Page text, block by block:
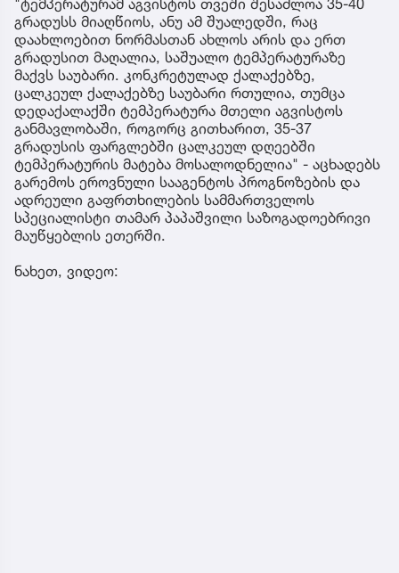
გრადუსს მიაღწიოს, ანუ ამ შუალედში, რაც
დაახლოებით ნორმასთან ახლოს არის და ერთ
გრადუსით მაღალია, საშუალო ტემპერატურაზე
მაქვს საუბარი. კონკრეტულად ქალაქებზე,
ცალკეულ ქალაქებზე საუბარი რთულია, თუმცა
დედაქალაქში ტემპერატურა მთელი აგვისტოს
განმავლობაში, როგორც გითხარით, 35-37
გრადუსის ფარგლებში ცალკეულ დღეებში
ტემპერატურის მატება მოსალოდნელია" - აცხადებს
გარემოს ეროვნული სააგენტოს პროგნოზების და
ადრეული გაფრთხილების სამმართველოს
სპეციალისტი თამარ პაპაშვილი საზოგადოებრივი
მაუწყებლის ეთერში.
ნახეთ, ვიდეო: